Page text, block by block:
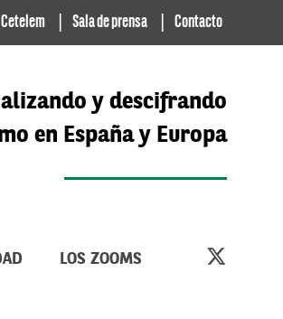
Sala de prensa Contacto
y descifrando
en España y Europa
LOS ZOOMS